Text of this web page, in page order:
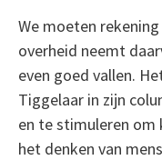
We moeten
overheid neemt
even goed vallen.
Tiggelaar in zijn
en te stimuleren om
het denken van